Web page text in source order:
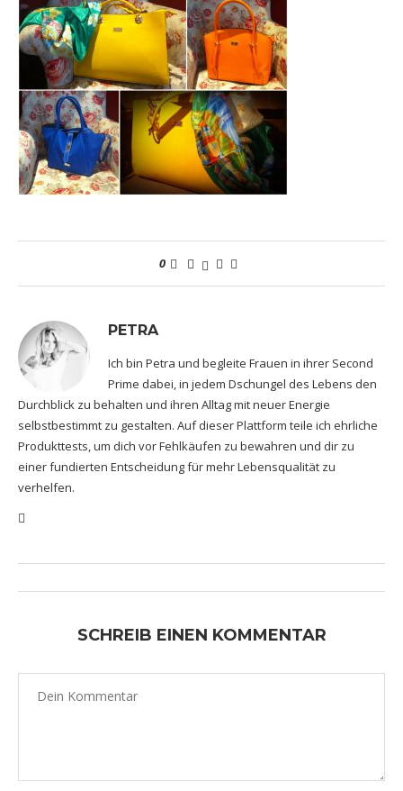
0
PETRA
Ich bin Petra und begleite Frauen in ihrer Second
Prime dabei, in jedem Dschungel des Lebens den
Durchblick zu behalten und ihren Alltag mit neuer Energie
selbstbestimmt zu gestalten. Auf dieser Plattform teile ich ehrliche
Produkttests, um dich vor Fehlkäufen zu bewahren und dir zu
einer fundierten Entscheidung für mehr Lebensqualität zu
verhelfen.
SCHREIB EINEN KOMMENTAR